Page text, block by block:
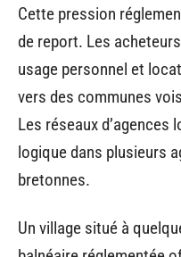
Cette pression
de report. Les
usage personnel et
vers des communes
Les réseaux
logique dans plusieurs
bretonnes.
Un village situé à